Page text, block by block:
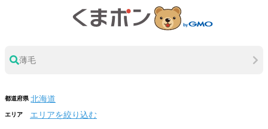
薄毛
都道府県
エリア エリアを絞り込む